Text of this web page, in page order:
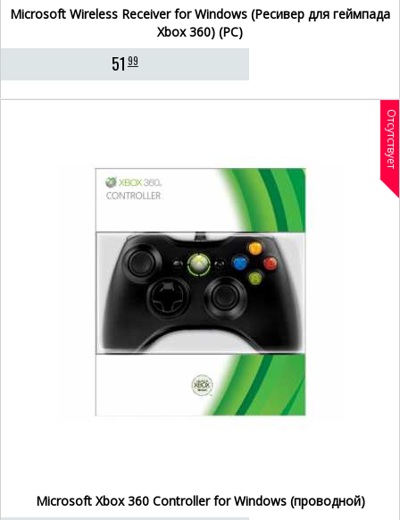
Microsoft Wireless Receiver for Windows (Ресивер для геймпада
Xbox 360) (PC)
51 99
Отсутствует
Microsoft Xbox 360 Controller for Windows (проводной)